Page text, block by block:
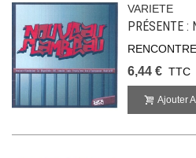
VARIETE
PRÉSENTE :
6,44 € TTC
Ajouter